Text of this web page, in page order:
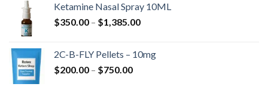
$4,300.00
Ketamine Nasal Spray 10ML
$350.00 – $1,385.00Hintaluokka:
$1,385.00
2C-B-FLY Pellets – 10mg
$200.00 – $750.00Hintaluokka: